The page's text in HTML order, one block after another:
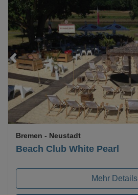
Loading...
Beach Club White Pearl
Bremen - Neustadt
Mehr Details